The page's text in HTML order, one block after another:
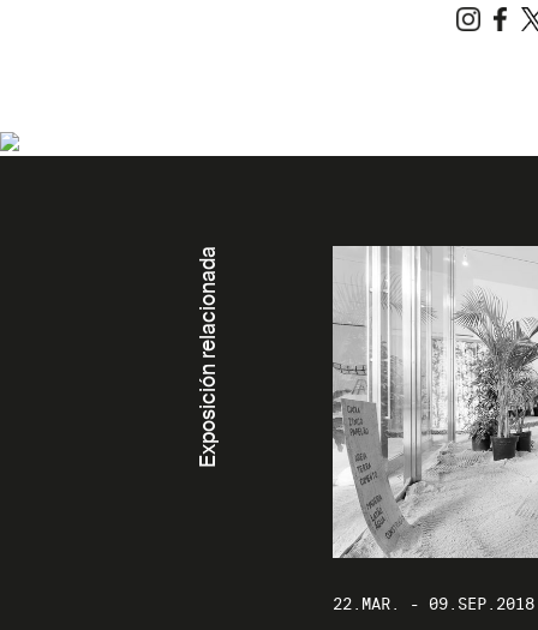
Exposición relacionada
22.MAR. - 09.SEP.2018